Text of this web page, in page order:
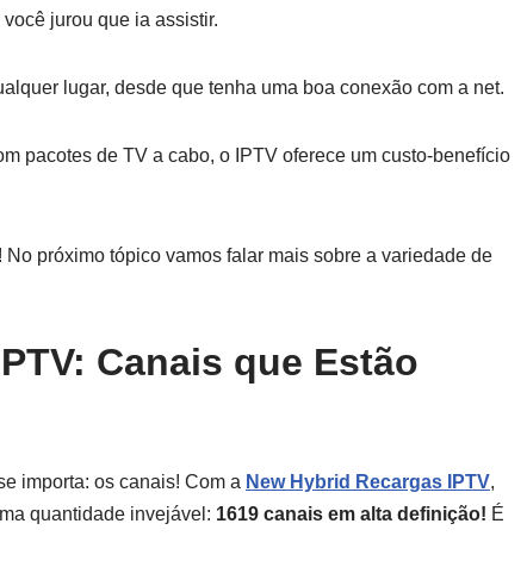
jurou que ia assistir.
lugar, desde que tenha uma boa conexão com a net.
pacotes de TV a cabo, o IPTV oferece um custo-benefício
próximo tópico vamos falar mais sobre a variedade de
Canais que Estão
importa: os canais! Com a New Hybrid Recargas IPTV,
quantidade invejável: 1619 canais em alta definição! É